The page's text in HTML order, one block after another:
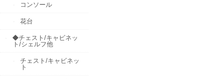
コンソール
花台
◆チェスト/キャビネッ
ト/シェルフ他
チェスト/キャビネッ
ト